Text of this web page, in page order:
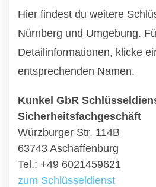
Hier findest du weitere
Nürnberg und Umgebung.
Detailinformationen, klicke
entsprechenden Namen.
Kunkel GbR
Sicherheitsfachgeschäft
Würzburger Str. 114B
63743 Aschaffenburg
Tel.: +49 6021459621
zum Schlüsseldienst